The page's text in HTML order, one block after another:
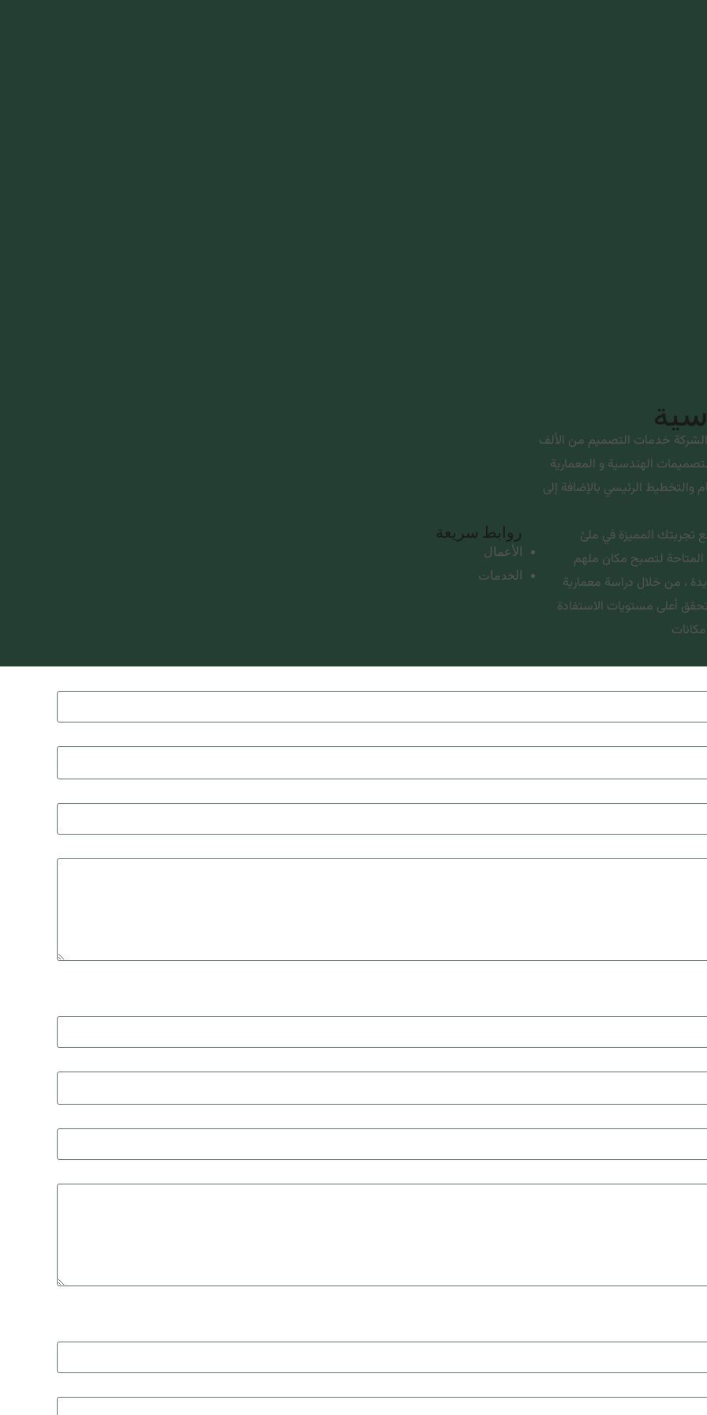
خدمات التصميم من الألف
الهندسية و المعمارية
الرئيسي بالإضافة إلى
تجربتك المميزة في ملئ
لتصبح مكان ملهم
، من خلال دراسة معمارية
أعلى مستويات الاستفادة
روابط سريعة
الأعمال
الخدمات